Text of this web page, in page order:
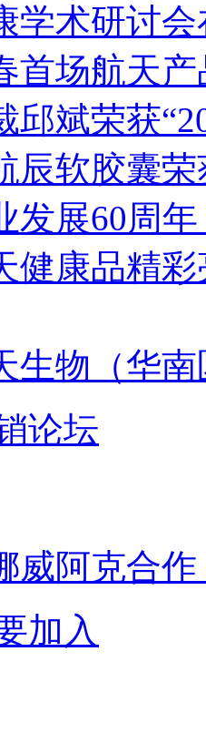
学术研讨
首场航天
邱斌荣获
辰软胶囊
发展60周
健康品精
生物（华
论坛
威阿克合
加入